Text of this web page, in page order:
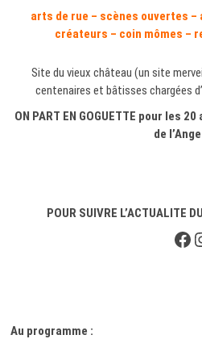
arts de rue – scènes ouvertes
créateurs – coin mômes –
Site du vieux château (un site
centenaires et bâtisses chargées
ON PART EN GOGUETTE pour les
de
POUR SUIVRE L’ACTUALITE
Au programme :